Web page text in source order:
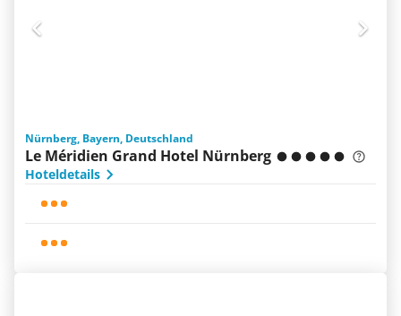
Nürnberg, Bayern, Deutschland
Le Méridien Grand Hotel Nürnberg
Hoteldetails